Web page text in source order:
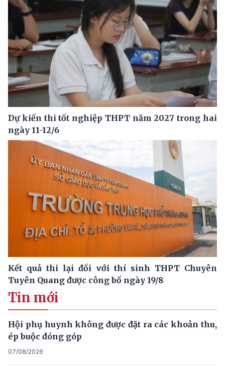
Dự kiến thi tốt nghiệp THPT năm 2027 trong hai
ngày 11-12/6
Kết quả thi lại đối với thí sinh THPT Chuyên
Tuyên Quang được công bố ngày 19/8
Tin mới
Hội phụ huynh không được đặt ra các khoản thu,
ép buộc đóng góp
07/08/2026